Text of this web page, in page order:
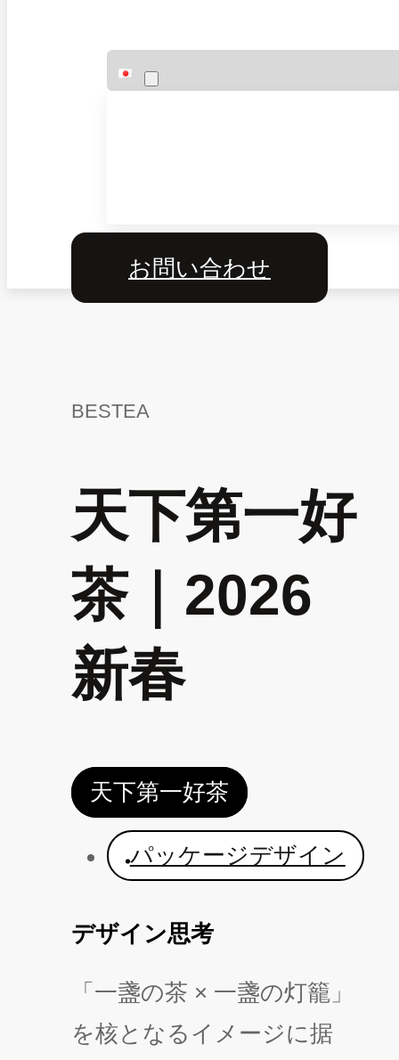
お問い合わせ
BESTEA
天下第一好
茶｜2026
新春
天下第一好茶
パッケージデザイン
デザイン思考
「一盞の茶 × 一盞の灯籠」
を核となるイメージに据